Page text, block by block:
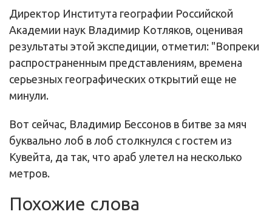
Директор Института географии Российской
Академии наук Владимир Котляков, оценивая
результаты этой экспедиции, отметил: "Вопреки
распространенным представлениям, времена
серьезных географических открытий еще не
минули.
Вот сейчас, Владимир Бессонов в битве за мяч
буквально лоб в лоб столкнулся с гостем из
Кувейта, да так, что араб улетел на несколько
метров.
Похожие слова